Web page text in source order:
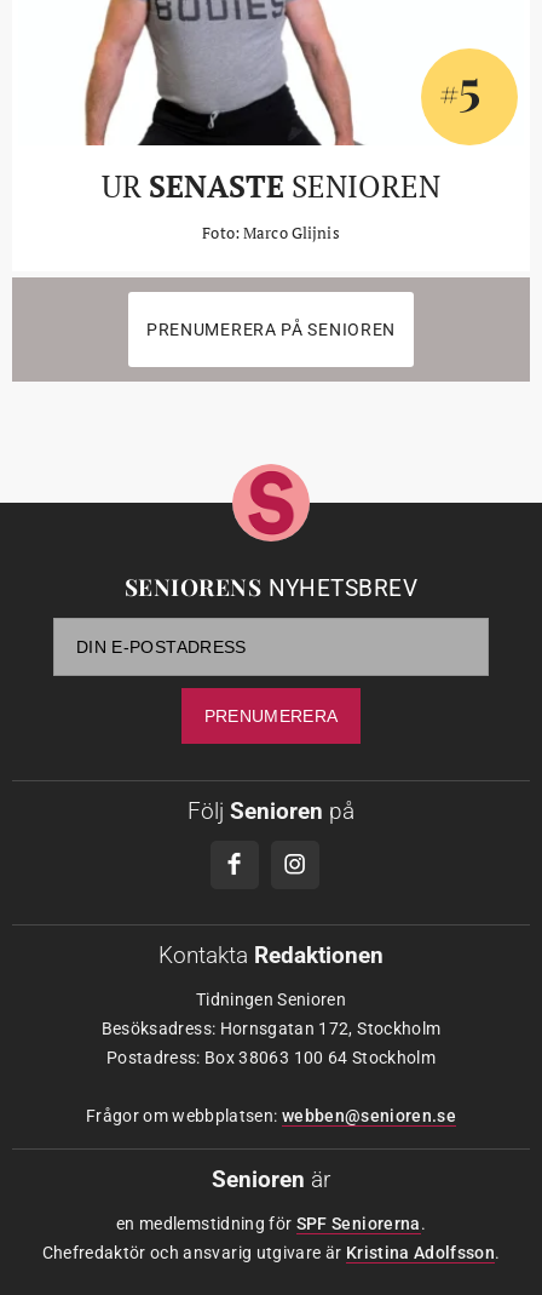
#5
UR SENASTE SENIOREN
Foto: Marco Glijnis
PRENUMERERA PÅ SENIOREN
SENIORENS NYHETSBREV
Följ Senioren på
Kontakta Redaktionen
Tidningen Senioren
Besöksadress: Hornsgatan 172, Stockholm
Postadress: Box 38063 100 64 Stockholm
Frågor om webbplatsen: webben@senioren.se
Senioren är
en medlemstidning för SPF Seniorerna.
Chefredaktör och ansvarig utgivare är Kristina Adolfsson.